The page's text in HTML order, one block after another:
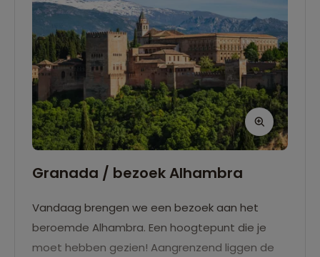
Granada / bezoek Alhambra
Vandaag brengen we een bezoek aan het
beroemde Alhambra. Een hoogtepunt die je
moet hebben gezien! Aangrenzend liggen de